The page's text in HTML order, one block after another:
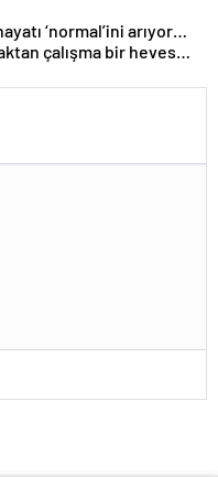
‘normal’ini arıyor…
çalışma bir heves